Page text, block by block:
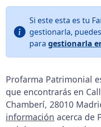
Si este esta es tu
gestionarla,
para gestionarla
Profarma Patrimonial
que encontrarás en
Chamberí, 28010
información acerca de